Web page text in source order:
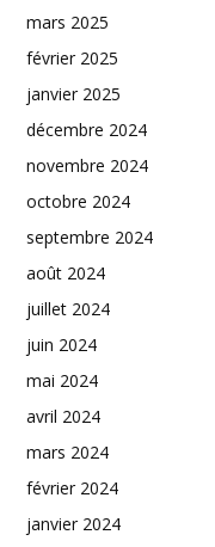
mars 2025
février 2025
janvier 2025
décembre 2024
novembre 2024
octobre 2024
septembre 2024
août 2024
juillet 2024
juin 2024
mai 2024
avril 2024
mars 2024
février 2024
janvier 2024